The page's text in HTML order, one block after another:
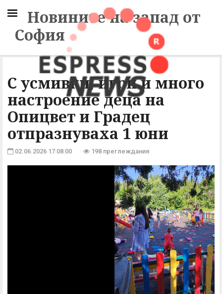
Новините на запад от
София
С усмивки, игри и много
настроение деца на
Опицвет и Градец
отпразнуваха 1 юни
02.06.2026 17:08:00 198 преглеждания